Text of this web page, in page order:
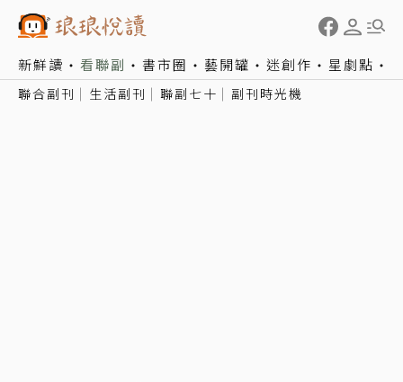
新鮮讀 看聯副 書市圈 藝開罐 迷創作 星劇點
聯合副刊 生活副刊 聯副七十 副刊時光機